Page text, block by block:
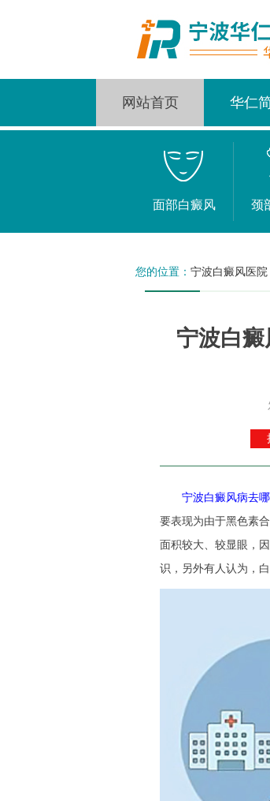
网站首页 华仁
面部白癜风 颈
您的位置： 宁波白癜风医院
宁波白
宁波白癜风病去
要表现为由于黑色素
面积较大、较显眼，
识，另外有人认为，